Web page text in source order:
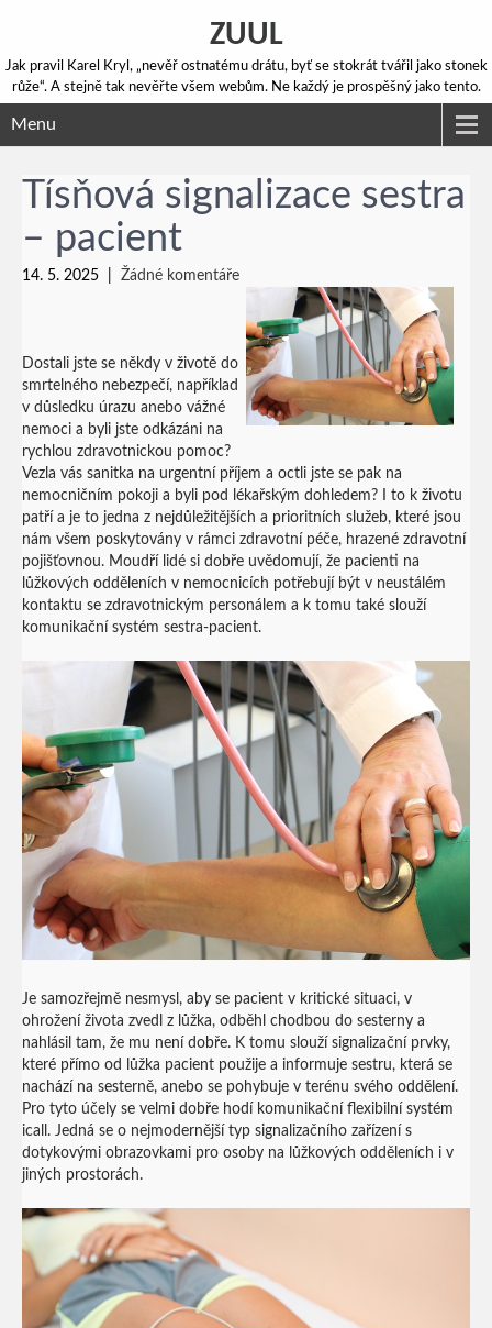
ZUUL
Jak pravil Karel Kryl, „nevěř ostnatému drátu, byť se stokrát tvářil jako stonek
růže“. A stejně tak nevěřte všem webům. Ne každý je prospěšný jako tento.
Menu
Tísňová signalizace sestra
– pacient
14. 5. 2025 Žádné komentáře
Dostali jste se někdy v životě do
smrtelného nebezpečí, například
v důsledku úrazu anebo vážné
nemoci a byli jste odkázáni na
rychlou zdravotnickou pomoc?
Vezla vás sanitka na urgentní příjem a octli jste se pak na
nemocničním pokoji a byli pod lékařským dohledem? I to k životu
patří a je to jedna z nejdůležitějších a prioritních služeb, které jsou
nám všem poskytovány v rámci zdravotní péče, hrazené zdravotní
pojišťovnou. Moudří lidé si dobře uvědomují, že pacienti na
lůžkových odděleních v nemocnicích potřebují být v neustálém
kontaktu se zdravotnickým personálem a k tomu také slouží
komunikační systém sestra-pacient.
Je samozřejmě nesmysl, aby se pacient v kritické situaci, v
ohrožení života zvedl z lůžka, odběhl chodbou do sesterny a
nahlásil tam, že mu není dobře. K tomu slouží signalizační prvky,
které přímo od lůžka pacient použije a informuje sestru, která se
nachází na sesterně, anebo se pohybuje v terénu svého oddělení.
Pro tyto účely se velmi dobře hodí komunikační flexibilní systém
icall. Jedná se o nejmodernější typ signalizačního zařízení s
dotykovými obrazovkami pro osoby na lůžkových odděleních i v
jiných prostorách.